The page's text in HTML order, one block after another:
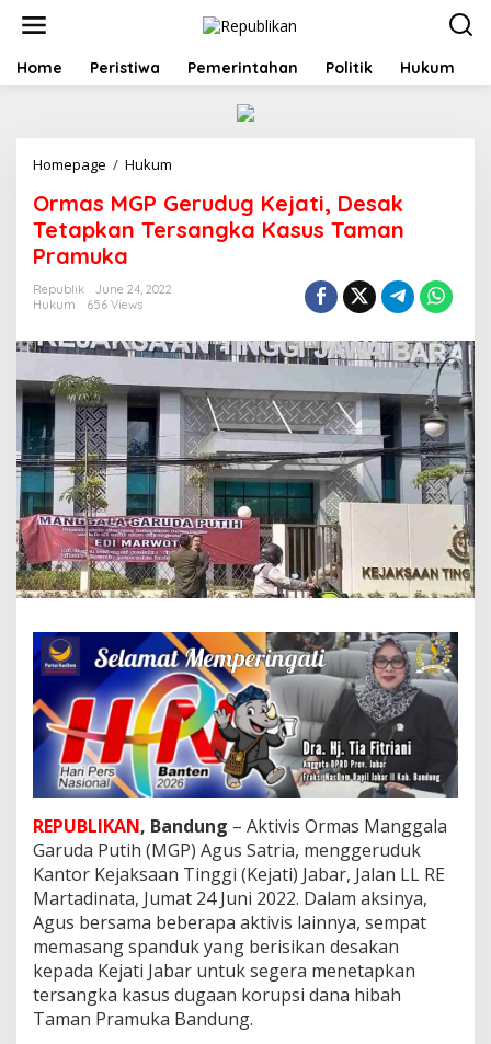
t
Home Peristiwa Pemerintahan Politik Hukum
Homepage / Hukum
m
a
s
e
r
u
d
u
g
K
a
t
i
,
D
s
a
k
T
e
a
p
k
n
T
e
r
s
a
n
g
k
a
K
Ormas MGP Gerudug Kejati, Desak
Tetapkan Tersangka Kasus Taman
Pramuka
Republik
June 24, 2022
Hukum
656 Views
REPUBLIKAN, Bandung – Aktivis Ormas Manggala
Garuda Putih (MGP) Agus Satria, menggeruduk
Kantor Kejaksaan Tinggi (Kejati) Jabar, Jalan LL RE
Martadinata, Jumat 24 Juni 2022. Dalam aksinya,
Agus bersama beberapa aktivis lainnya, sempat
memasang spanduk yang berisikan desakan
kepada Kejati Jabar untuk segera menetapkan
tersangka kasus dugaan korupsi dana hibah
Taman Pramuka Bandung.